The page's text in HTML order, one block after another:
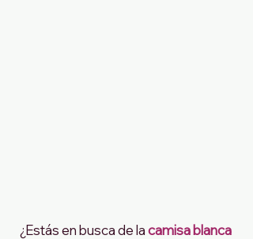
¿Estás en busca de la camisa blanca